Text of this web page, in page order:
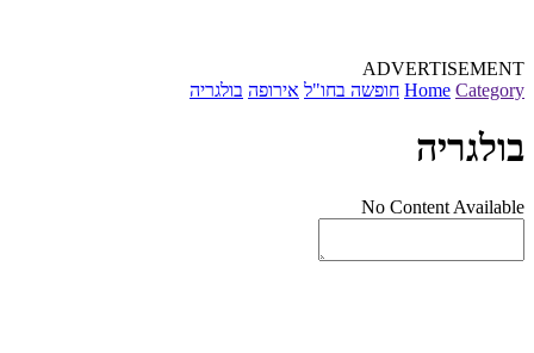
ADVERTISEMENT
Home Category חופשה בחו"ל אירופה בולגריה
בולגריה
No Content Available